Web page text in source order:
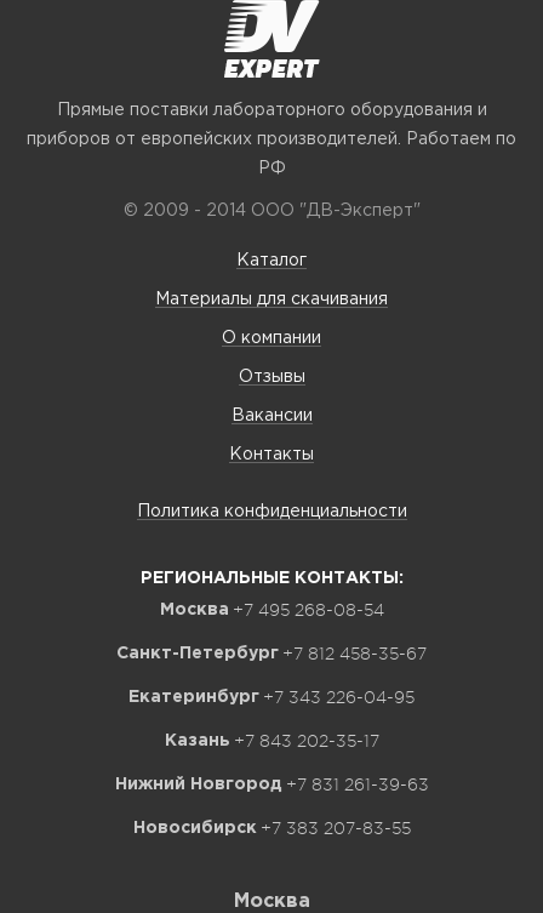
Прямые поставки лабораторного оборудования и
приборов от европейских производителей. Работаем по
РФ
© 2009 - 2014 ООО "ДВ-Эксперт"
Каталог
Материалы для скачивания
О компании
Отзывы
Вакансии
Контакты
Политика конфиденциальности
РЕГИОНАЛЬНЫЕ КОНТАКТЫ:
Москва +7 495 268-08-54
Санкт-Петербург +7 812 458-35-67
Екатеринбург +7 343 226-04-95
Казань +7 843 202-35-17
Нижний Новгород +7 831 261-39-63
Новосибирск +7 383 207-83-55
Москва